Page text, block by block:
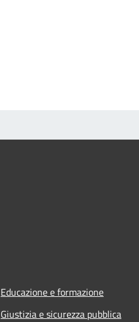
Educazione e formazione
Giustizia e sicurezza pubblica